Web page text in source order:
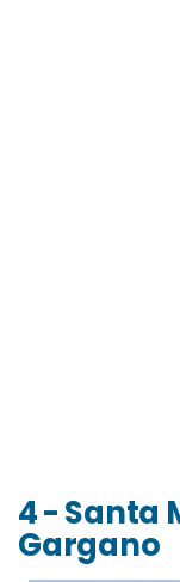
4 - Santa
Gargano